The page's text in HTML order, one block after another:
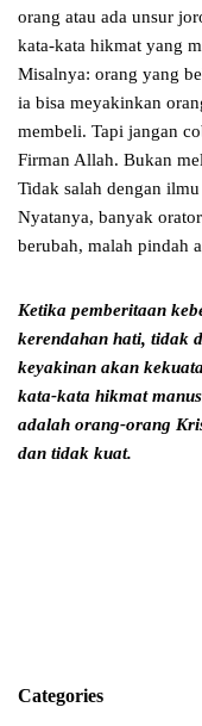
orang atau ada unsur
kata-kata hikmat yang
Misalnya: orang yang
ia bisa meyakinkan
membeli. Tapi jangan
Firman Allah. Bukan
Tidak salah dengan
Nyatanya, banyak
berubah, malah pindah
Ketika pemberitaan
kerendahan hati, tidak
keyakinan akan
kata-kata hikmat
adalah orang-orang
dan tidak kuat.
Categories